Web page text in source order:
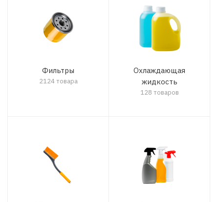
Фильтры
2124 товара
Охлаждающая
жидкость
128 товаров